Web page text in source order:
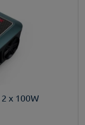
x 100W